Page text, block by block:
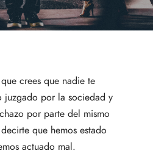
crees que nadie te
juzgado por la sociedad y
por parte del mismo
que hemos estado
actuado mal.